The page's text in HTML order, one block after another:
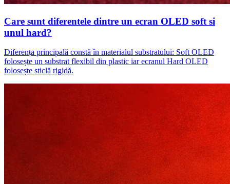
Care sunt diferentele dintre un ecran OLED soft si
unul hard?
Diferența principală constă în materialul substratului: Soft OLED
folosește un substrat flexibil din plastic iar ecranul Hard OLED
folosește sticlă rigidă.